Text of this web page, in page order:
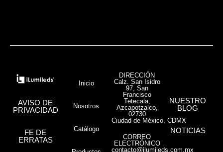
AVISO DE
PRIVACIDAD
FE DE
ERRATAS
Inicio
Nosotros
Catálogo
DIRECCIÓN
Calz. San Isidro
97, San
Francisco
Tetecala,
Azcapotzalco,
02730
Ciudad de México, CDMX
CORREO
ELECTRÓNICO
contacto@ilumileds.com.mx
NUESTRO
BLOG
NOTICIAS